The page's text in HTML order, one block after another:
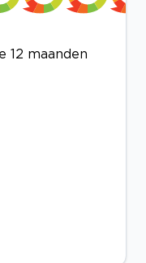
12 maanden